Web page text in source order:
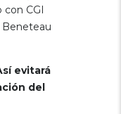
CGI
Beneteau
evitará
del